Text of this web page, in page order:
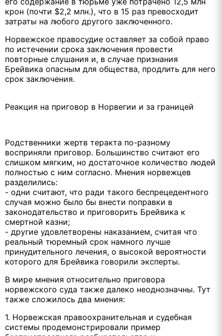
крон (почти $2,2 млн.), что в 15 раз превосходит
затраты на любого другого заключенного.
Норвежское правосудие оставляет за собой право
по истечении срока заключения провести
повторные слушания и, в случае признания
Брейвика опасным для общества, продлить для него
срок заключения.
Реакция на приговор в Норвегии и за границей
Родственники жертв теракта по-разному
восприняли приговор. Большинство считают его
слишком мягким, но достаточное количество людей
полностью с ним согласно. Мнения норвежцев
разделились:
- одни считают, что ради такого беспрецедентного
случая можно было бы внести поправки в
законодательство и приговорить Брейвика к
смертной казни;
- другие удовлетворены наказанием, считая что
реальный тюремный срок намного лучше
принудительного лечения, о высокой вероятности
которого для Брейвика говорили эксперты.
В мире мнения относительно приговора
норвежского суда также далеко неоднозначны. Тут
также сложилось два мнения:
1. Норвежская правоохранительная и судебная
системы продемонстрировали пример